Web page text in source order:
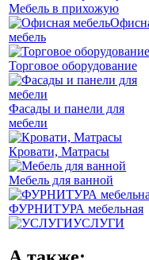
Мебель в прихожую
мебель
Торговое оборудование
Фасады и панели для
мебели
Кровати, Матрасы
Мебель для ванной
ФУРНИТУРА мебельная
УСЛУГИ